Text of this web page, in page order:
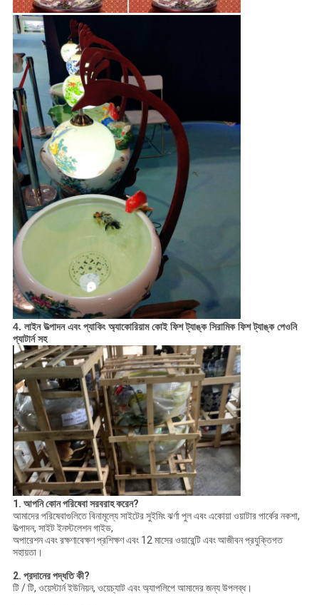
4. লাইন উত্পাদন এবং প্যাকিংঅ্যাকোরিয়াম কোই ফিশ ট্যাঙ্ক সিরামিক ফিশ ট্যাঙ্ক পেওনি
প্যাটার্ন সহ
1. আপনি কোন পরিষেবা সরবরাহ করেন?
আমাদের পরিষেবাগুলিতে বিনামূল্যে সাইটের সুইমিং ঝর্ণা পুল এবং একোয়া ওয়াটার পার্কের নকশা,
উত্পাদন, সাইট ইনস্টলেশন গাইড,
অপারেশন এবং রক্ষণাবেক্ষণ প্রশিক্ষণ এবং 12 মাসের ওয়ারেন্টি এবং আজীবন প্রযুক্তিগত
সহায়তা।
2. প্রদানের পদ্ধতি কী?
টি / টি, ওয়েস্টার্ন ইউনিয়ন, ওয়েচ্যাট এবং অ্যাপলিপে আমাদের জন্য উপলব্ধ।